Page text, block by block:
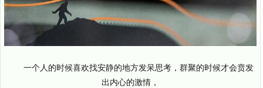
一个人的时候喜欢找安静的地方发呆思考，群聚的时候才会贲发
出内心的激情，